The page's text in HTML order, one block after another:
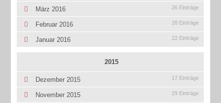
März 2016 26 Einträge
Februar 2016 28 Einträge
Januar 2016 22 Einträge
2015
Dezember 2015 17 Einträge
November 2015 29 Einträge